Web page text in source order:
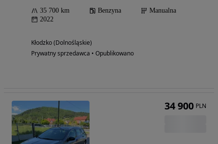
35 700 km Benzyna
Manualna
2022
Kłodzko (Dolnośląskie)
Prywatny sprzedawca • Opublikowano
34 900 PLN